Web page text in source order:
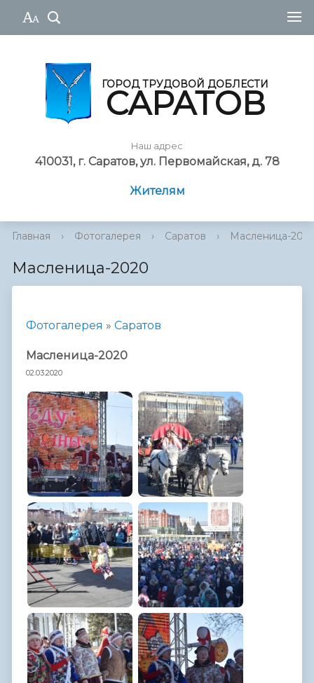
ГОРОД ТРУДОВОЙ ДОБЛЕСТИ
САРАТОВ
Наш адрес
410031, г. Саратов, ул. Первомайская, д. 78
Жителям
Главная › Фотогалерея › Саратов › Масленица-
Масленица-2020
Фотогалерея » Саратов
Масленица-2020
02.03.2020